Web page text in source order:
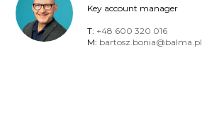
Key account manager
T: +48 600 320 016
M: bartosz.bonia@balma.pl